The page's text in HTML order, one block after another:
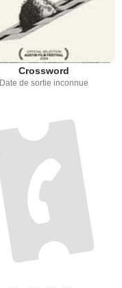
Crossword
Date de sortie inconnue